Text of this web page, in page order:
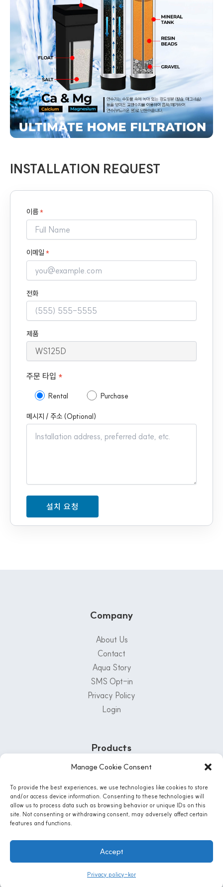
Manage Cookie Consent
To provide the best experiences, we use technologies like cookies to store
and/or access device information. Consenting to these technologies will
allow us to process data such as browsing behavior or unique IDs on this
site. Not consenting or withdrawing consent, may adversely affect certain
features and functions.
Accept
Privacy policy-kor
INSTALLATION REQUEST
이름*
이메일 *
전화
제품
주문 타입 *
Rental Purchase
메시지 / 주소 (Optional)
Company
About Us
Contact
Aqua Story
SMS Opt-in
Privacy Policy
Login
Products
1-800-222-5502
Mon - Fri: 8 AM - 5 PM | Sat: 8:30 Am - 12PM
Instagram
© 2026 AQUA-LIFE WATER SYSTEMS, CO. All Rights Reserved